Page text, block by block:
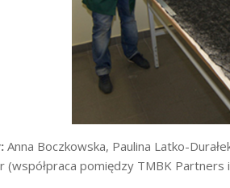
Anna Boczkowska, Paulina Latko-
(współpraca pomiędzy TMBK Partners